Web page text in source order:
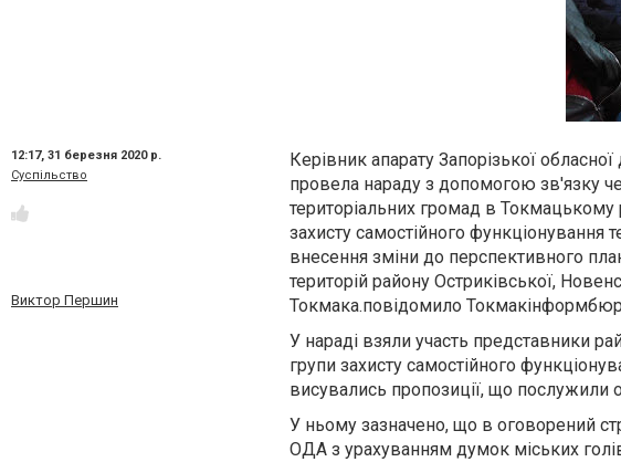
12:17, 31 березня 2020 р.
Суспільство
Виктор Першин
Керівник апарату Запорізької
провела нараду з допомогою зв'язку
територіальних громад в Токмацькому
захисту самостійного функціонування
внесення зміни до перспективного
територій району Остриківської,
Токмака.повідомило
У нараді взяли участь представники
групи захисту самостійного
висувались пропозиції, що послужили
У ньому зазначено, що в оговорений
ОДА з урахуванням думок міських